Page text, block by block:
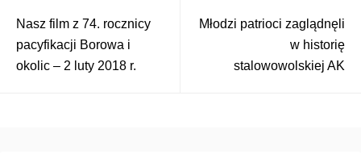
Nasz film z 74. rocznicy
pacyfikacji Borowa i
okolic – 2 luty 2018 r.
Młodzi patrioci zaglądnęli
w historię
stalowowolskiej AK